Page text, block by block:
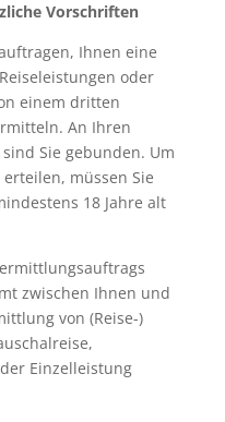
dieselbe Reise buchen,
jedoch separate
Verträge mit den
jeweiligen
Leistungsträgen
entstehen, entweder
bei einem Kontakt mit
uns als Vermittler oder
Stunden durch gezielte
Vermittlung der zweiten
Leistung durch uns als
Reisevermittler.
Vorschriften
Ihnen eine
oder
einem dritten
An Ihren
Sie gebunden. Um
müssen Sie
18 Jahre alt
zwischen Ihnen und
von (Reise-)
Einzelleistung